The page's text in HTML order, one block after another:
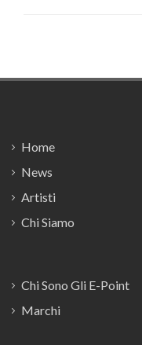
Home
News
Artisti
Chi Siamo
Chi Sono Gli E-Point
Marchi